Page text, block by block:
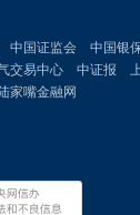
中国证监会 中国银
交易中心
中证报
家嘴金融网